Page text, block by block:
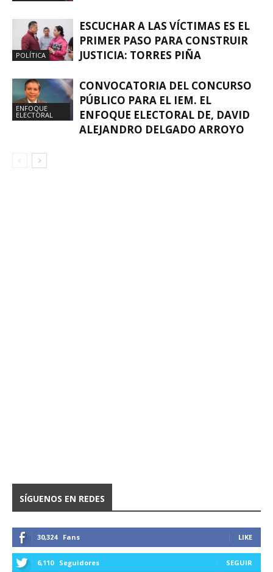
POLÍTICA
ESCUCHAR A LAS VÍCTIMAS ES EL
PRIMER PASO PARA CONSTRUIR
JUSTICIA: TORRES PIÑA
ENFOQUE
ELECTORAL
CONVOCATORIA DEL CONCURSO
PÚBLICO PARA EL IEM. EL
ENFOQUE ELECTORAL DE, DAVID
ALEJANDRO DELGADO ARROYO
SÍGUENOS EN REDES
30,324 Fans LIKE
6,110 Seguidores SEGUIR